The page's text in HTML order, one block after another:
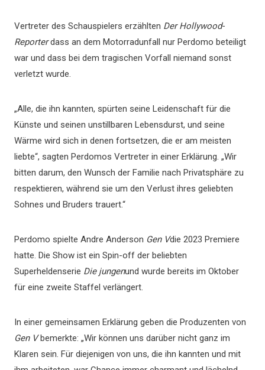
Vertreter des Schauspielers erzählten Der Hollywood-
Reporterdass an dem Motorradunfall nur Perdomo beteiligt
war und dass bei dem tragischen Vorfall niemand sonst
verletzt wurde.
„Alle, die ihn kannten, spürten seine Leidenschaft für die
Künste und seinen unstillbaren Lebensdurst, und seine
Wärme wird sich in denen fortsetzen, die er am meisten
liebte“, sagten Perdomos Vertreter in einer Erklärung. „Wir
bitten darum, den Wunsch der Familie nach Privatsphäre zu
respektieren, während sie um den Verlust ihres geliebten
Sohnes und Bruders trauert.“
Perdomo spielte Andre Anderson Gen Vdie 2023 Premiere
hatte. Die Show ist ein Spin-off der beliebten
Superheldenserie Die jungenund wurde bereits im Oktober
für eine zweite Staffel verlängert.
In einer gemeinsamen Erklärung geben die Produzenten von
Gen Vbemerkte: „Wir können uns darüber nicht ganz im
Klaren sein. Für diejenigen von uns, die ihn kannten und mit